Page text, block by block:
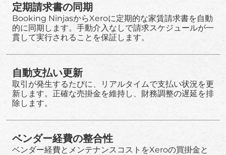
定期請求書の同期
Booking NinjasからXeroに定期的な家賃請求書を自動
的に同期します。手動介入なしで請求スケジュールが一
貫して実行されることを保証します。
自動支払い更新
取引が発生するたびに、リアルタイムで支払い状況を更
新します。正確な売掛金を維持し、財務調整の遅延を排
除します。
ベンダー経費の整合性
ベンダー経費とメンテナンスコストをXeroの買掛金と